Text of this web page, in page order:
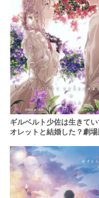
ギルベルト少佐は生きて
オレットと結婚した？劇
ト・エヴァーガーデン】